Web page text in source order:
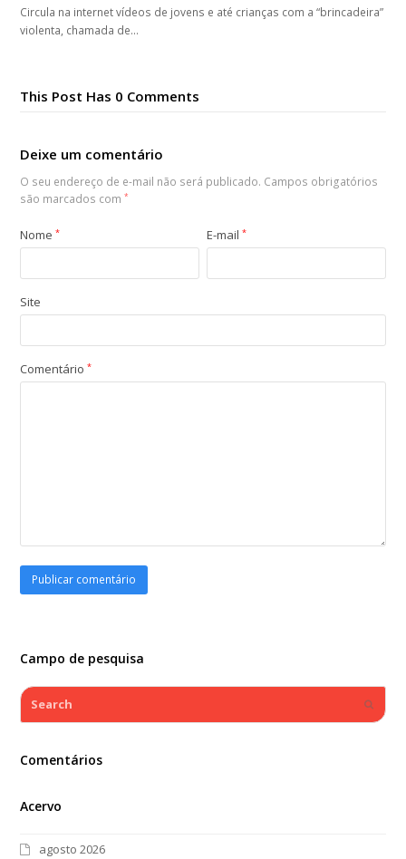
Circula na internet vídeos de jovens e até crianças com a “brincadeira”
violenta, chamada de…
This Post Has 0 Comments
Deixe um comentário
O seu endereço de e-mail não será publicado. Campos obrigatórios
são marcados com*
Nome* E-mail*
Site
Comentário*
Campo de pesquisa
Search
Comentários
Acervo
agosto 2026